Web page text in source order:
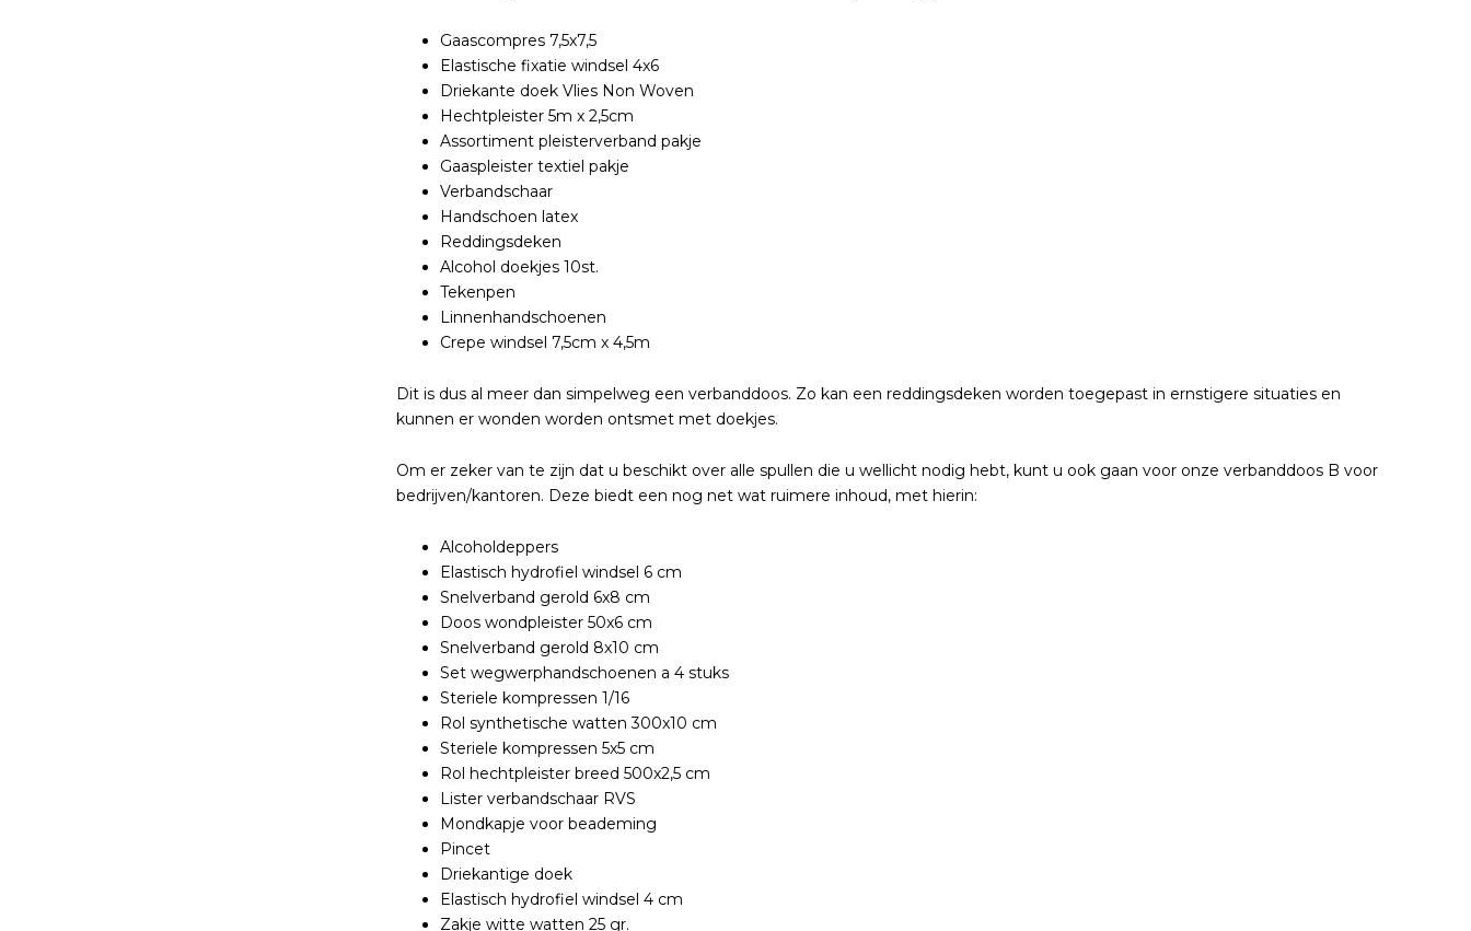
Gaascompres 7,5x7,5
Elastische fixatie windsel 4x6
Driekante doek Vlies Non Woven
Hechtpleister 5m x 2,5cm
Assortiment pleisterverband pakje
Gaaspleister textiel pakje
Verbandschaar
Handschoen latex
Reddingsdeken
Alcohol doekjes 10st.
Tekenpen
Linnenhandschoenen
Crepe windsel 7,5cm x 4,5m
Dit is dus al meer dan simpelweg een verbanddoos. Zo kan een reddingsdeken worden toegepast in ernstigere situaties en
kunnen er wonden worden ontsmet met doekjes.
Om er zeker van te zijn dat u beschikt over alle spullen die u wellicht nodig hebt, kunt u ook gaan voor onze verbanddoos B voor
bedrijven/kantoren. Deze biedt een nog net wat ruimere inhoud, met hierin:
Alcoholdeppers
Elastisch hydrofiel windsel 6 cm
Snelverband gerold 6x8 cm
Doos wondpleister 50x6 cm
Snelverband gerold 8x10 cm
Set wegwerphandschoenen a 4 stuks
Steriele kompressen 1/16
Rol synthetische watten 300x10 cm
Steriele kompressen 5x5 cm
Rol hechtpleister breed 500x2,5 cm
Lister verbandschaar RVS
Mondkapje voor beademing
Pincet
Driekantige doek
Elastisch hydrofiel windsel 4 cm
Zakje witte watten 25 gr.